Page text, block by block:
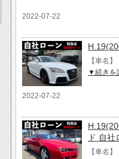
2022-07-22
【車名
▼続きを
2022-07-22
ド 自
【車名